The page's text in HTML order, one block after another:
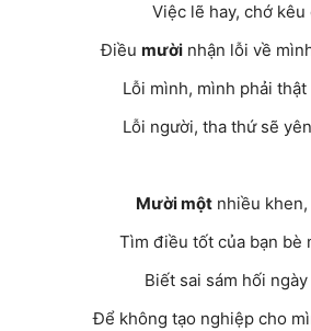
Việc lẽ hay, chớ kêu
Điều mười nhận lỗi về
Lỗi mình, mình phải
Lỗi người, tha thứ sẽ
Mười một nhiều
Tìm điều tốt của bạn bè
Biết sai sám hối
Để không tạo nghiệp cho